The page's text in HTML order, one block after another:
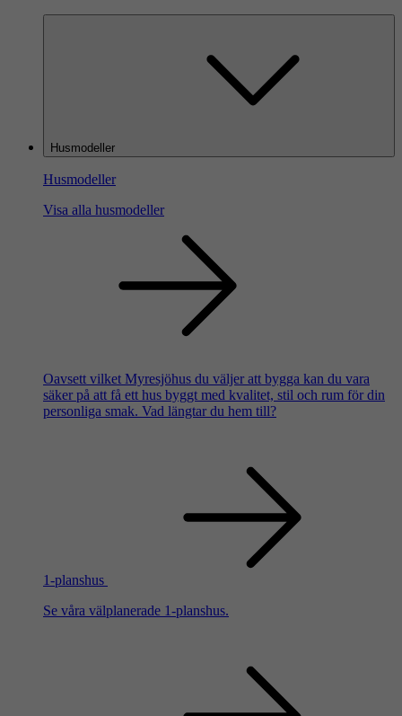
Husmodeller
Husmodeller
Visa alla husmodeller
Oavsett vilket Myresjöhus du väljer att bygga kan du vara
säker på att få ett hus byggt med kvalitet, stil och rum för din
personliga smak. Vad längtar du hem till?
1-planshus
Se våra välplanerade 1-planshus.